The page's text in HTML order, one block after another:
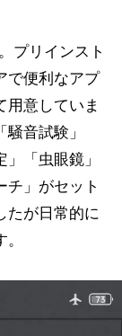
プリインスト
で便利なアプ
用意していま
音試験」
「虫眼鏡」
チ」がセット
たが日常的に